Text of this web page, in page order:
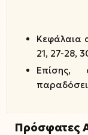
Κεφάλαια
21, 27-28,
Επίσης,
Πρόσφατες